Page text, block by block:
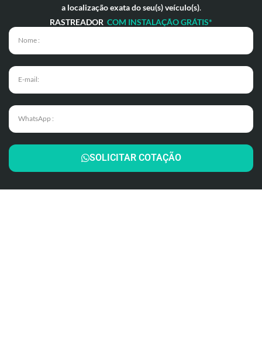
a localização exata do seu(s) veículo(s).
RASTREADOR COM INSTALAÇÃO GRÁTIS*
SOLICITAR COTAÇÃO